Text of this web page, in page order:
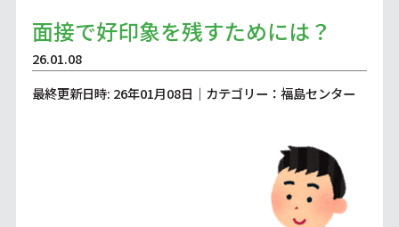
面接で好印象を残すためには？
26.01.08
最終更新日時: 26年01月08日｜カテゴリー：福島センター